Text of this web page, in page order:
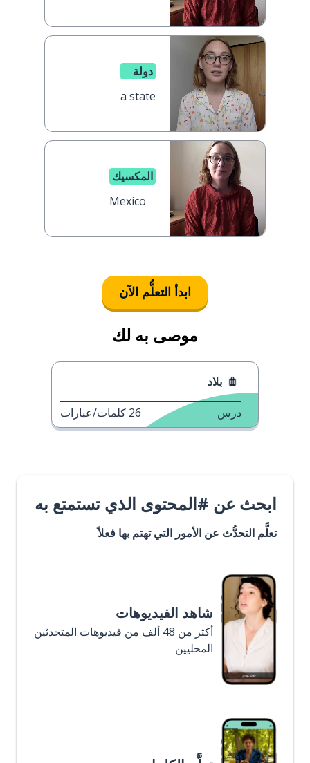
دولة
a state
المكسيك
Mexico
ابدأ التعلُّم الآن
موصى به لك
بلاد
درس 26 كلمات/عبارات
ابحث عن #المحتوى الذي تستمتع به
تعلَّم التحدُّث عن الأمور التي تهتم بها فعلاً
شاهد الفيديوهات
أكثر من 48 ألف من فيديوهات المتحدثين
المحليين